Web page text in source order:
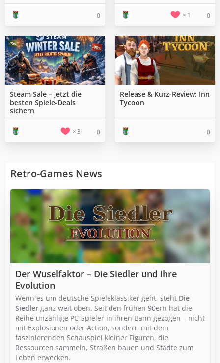
0 1 0
Steam Sale – Jetzt die
besten Spiele-Deals
sichern
3 0
Release & Kurz-Review: Inn
Tycoon
0
Retro-Games News
Der Wuselfaktor – Die Siedler und ihre
Evolution
Wenn es um deutsche Spieleklassiker geht, steht Die
Siedler ganz weit oben. Seit den frühen 90ern hat die
Reihe unzählige PC-Spieler in ihren Bann gezogen – nicht
mit Explosionen oder Action, sondern mit dem
faszinierenden Schauspiel kleiner Figuren, die
Ressourcen sammeln, Straßen bauen und Städte zum
Leben erwecken.